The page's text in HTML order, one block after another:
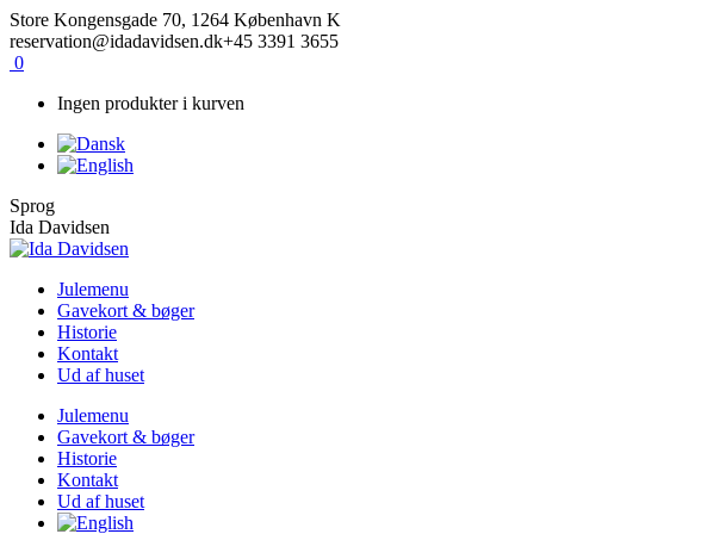
Skip
to
content
Facebook
Instagram
Store Kongensgade 70, 1264 København K
reservation@idadavidsen.dk+45 3391 3655
0
Ingen produkter i kurven
Sprog
Ida Davidsen
Julemenu
Gavekort & bøger
Historie
Kontakt
Ud af huset
Julemenu
Gavekort & bøger
Historie
Kontakt
Ud af huset